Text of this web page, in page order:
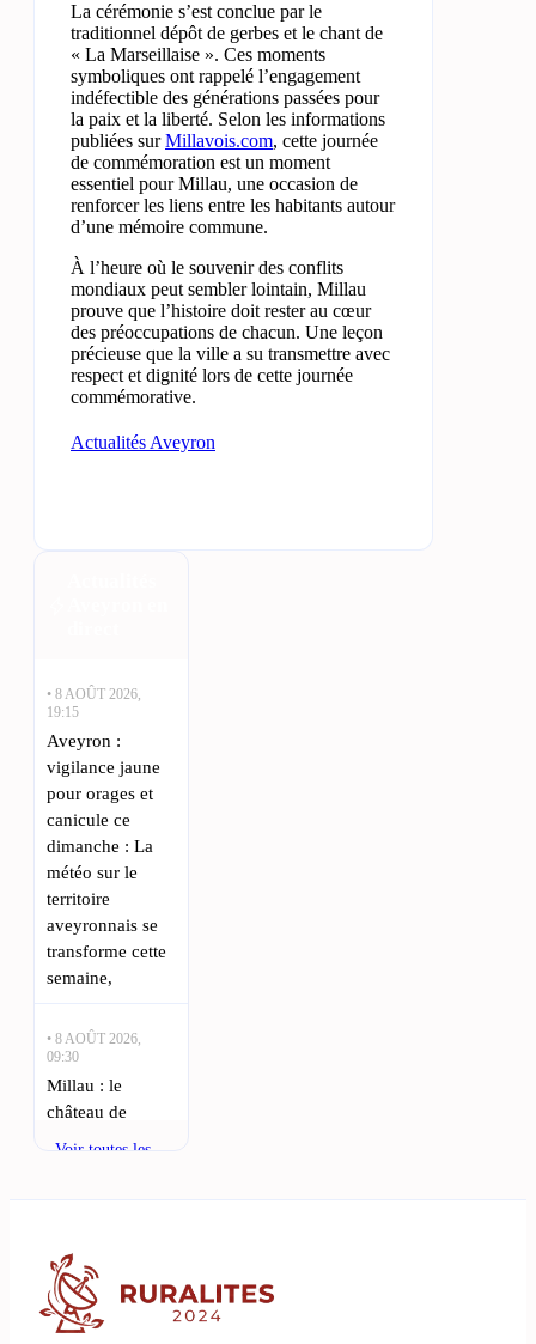
La cérémonie s’est conclue par le
traditionnel dépôt de gerbes et le chant de
« La Marseillaise ». Ces moments
symboliques ont rappelé l’engagement
indéfectible des générations passées pour
la paix et la liberté. Selon les informations
publiées surMillavois.com, cette journée
de commémoration est un moment
essentiel pour Millau, une occasion de
renforcer les liens entre les habitants autour
d’une mémoire commune.
À l’heure où le souvenir des conflits
mondiaux peut sembler lointain, Millau
prouve que l’histoire doit rester au cœur
des préoccupations de chacun. Une leçon
précieuse que la ville a su transmettre avec
respect et dignité lors de cette journée
commémorative.
Actualités Aveyron
• 8 AOÛT 2026,
19:15
Aveyron :
vigilance jaune
pour orages et
canicule ce
dimanche : La
météo sur le
territoire
aveyronnais se
transforme cette
semaine,
• 8 AOÛT 2026,
09:30
Millau : le
château de
annoncé du
Festival d’Opéra
du Sud-Aveyron,
Voir toutes les